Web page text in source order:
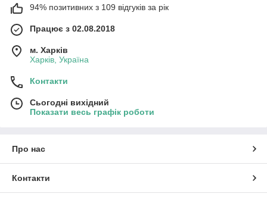
94% позитивних з 109 відгуків за рік
Працює з 02.08.2018
м. Харків
Харків, Україна
Контакти
Сьогодні вихідний
Показати весь графік роботи
Про нас
Контакти